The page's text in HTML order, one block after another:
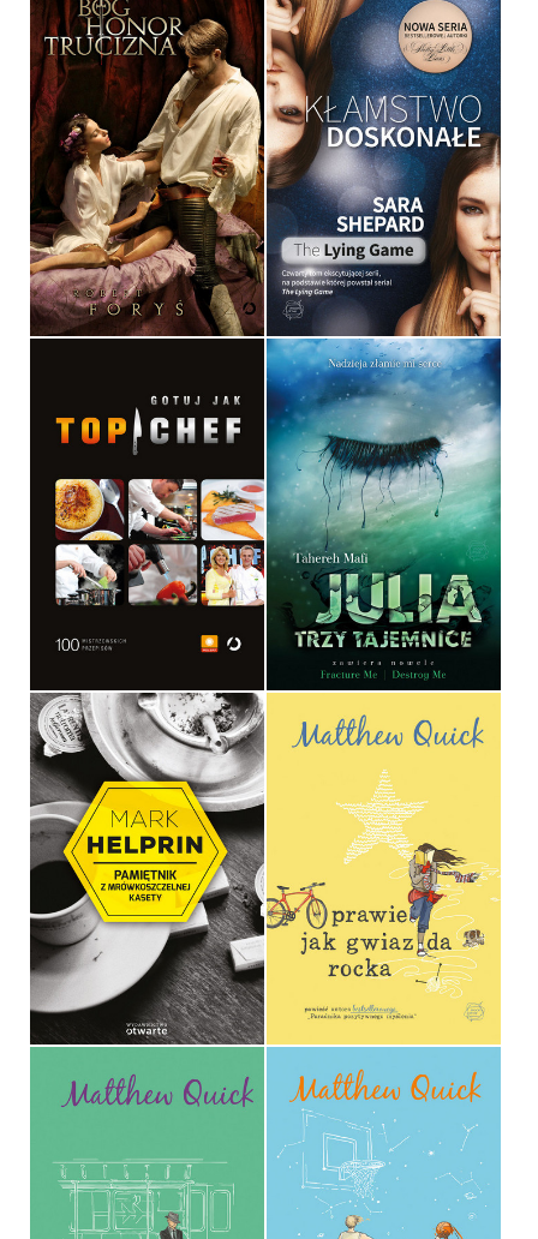
BÓG, HONOR, TRUCIZNA
X X
OPRAWA MIĘKKA
39,90 ZŁ
KŁAMSTWO DOSKONAŁE
SARA SHEPARD
OPRAWA MIĘKKA
34,90 ZŁ
GOTUJ JAK TOP CHEF
OPRAWA TWARDA
59,90 ZŁ
JULIA. TRZY TAJEMNICE
TAHEREH MAFI
OPRAWA MIĘKKA
34,90 ZŁ
PAMIĘTNIK Z
MRÓWKOSZCZELNEJ
KASETY
MARK HELPRIN
OPRAWA TWARDA
49,90 ZŁ
PRAWIE JAK GWIAZDA
ROCKA
MATTHEW QUICK
OPRAWA MIĘKKA
36,90 ZŁ
WYBACZ MI, LEONARDZIE
NIEZBĘDNIK
OBSERWATORÓW GWIAZD